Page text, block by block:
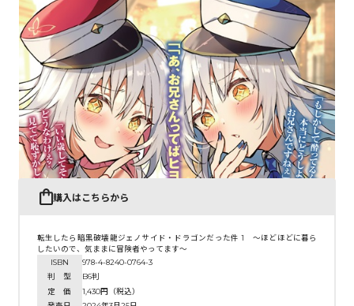
購入はこちらから
転生したら暗黒破壊龍ジェノサイド・ドラゴンだった件 1 ～ほどほどに暮ら
したいので、気ままに冒険者やってます～
ISBN
978-4-8240-0764-3
判 型
B6判
定 価
1,430円（税込）